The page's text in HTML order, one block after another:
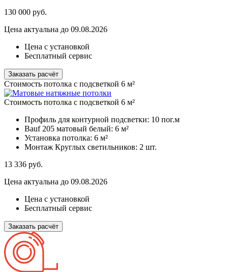
130 000 руб.
Цена актуальна до 09.08.2026
Цена с установкой
Бесплатный сервис
Заказать расчёт
Стоимость потолка с подсветкой 6 м²
Стоимость потолка с подсветкой 6 м²
Профиль для контурной подсветки: 10 пог.м
Bauf 205 матовый белый: 6 м²
Установка потолка: 6 м²
Монтаж Круглых светильников: 2 шт.
13 336 руб.
Цена актуальна до 09.08.2026
Цена с установкой
Бесплатный сервис
Заказать расчёт